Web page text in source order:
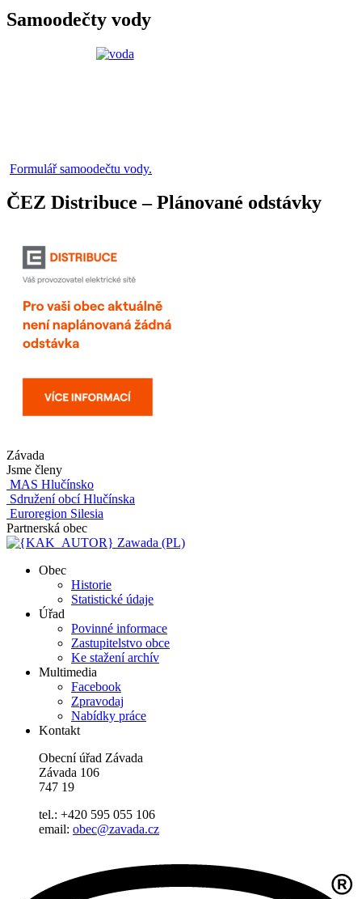
Samoodečty vody
Formulář samoodečtu vody.
ČEZ Distribuce – Plánované odstávky
Závada
Jsme členy
MAS Hlučínsko
Sdružení obcí Hlučínska
Euroregion Silesia
Partnerská obec
Zawada (PL)
Obec
Historie
Statistické údaje
Úřad
Povinné informace
Zastupitelstvo obce
Ke stažení archív
Multimedia
Facebook
Zpravodaj
Nabídky práce
Kontakt
Obecní úřad Závada
Závada 106
747 19
tel.: +420 595 055 106
email: obec@zavada.cz